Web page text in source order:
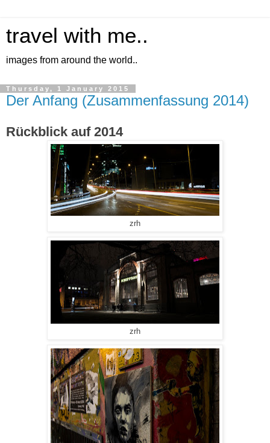
travel with me..
images from around the world..
Thursday, 1 January 2015
Der Anfang (Zusammenfassung 2014)
Rückblick auf 2014
zrh
zrh